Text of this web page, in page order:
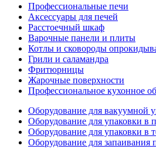
Профессиональные печи
Аксессуары для печей
Расстоечный шкаф
Варочные панели и плиты
Котлы и сковороды
Грили и саламандра
Фритюрницы
Жарочные поверхности
Профессиональное кухонное
Оборудование для вакуумной
Оборудование для упаковки в
Оборудование для упаковки в
Оборудование для запаивания